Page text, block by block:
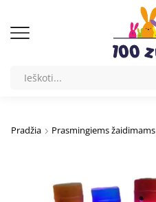
Pradžia Prasmingiems žaidimams